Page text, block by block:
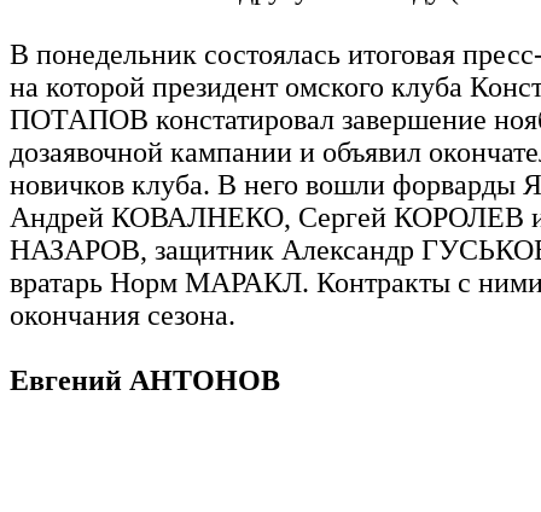
В понедельник состоялась итоговая
на которой президент омского клуба
ПОТАПОВ констатировал завершение
дозаявочной кампании и объявил
новичков клуба. В него вошли форварды
Андрей КОВАЛНЕКО, Сергей КОРОЛЕВ
НАЗАРОВ, защитник Александр
вратарь Норм МАРАКЛ. Контракты с
окончания сезона.
Евгений АНТОНОВ